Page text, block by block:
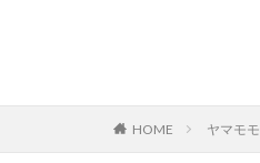
HOME ヤマモモ